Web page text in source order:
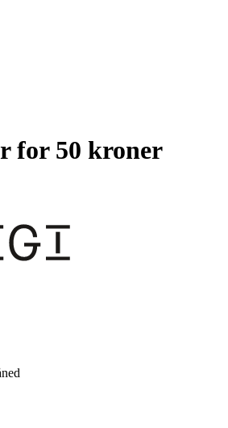
for 50 kroner